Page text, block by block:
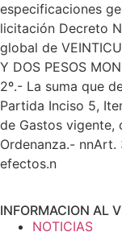
especificaciones
licitación Decreto
global de
Y DOS PESOS
2º.- La suma que
Partida Inciso 5,
de Gastos vigente,
Ordenanza.- nnArt.
efectos.n
INFORMACION AL
NOTICIAS